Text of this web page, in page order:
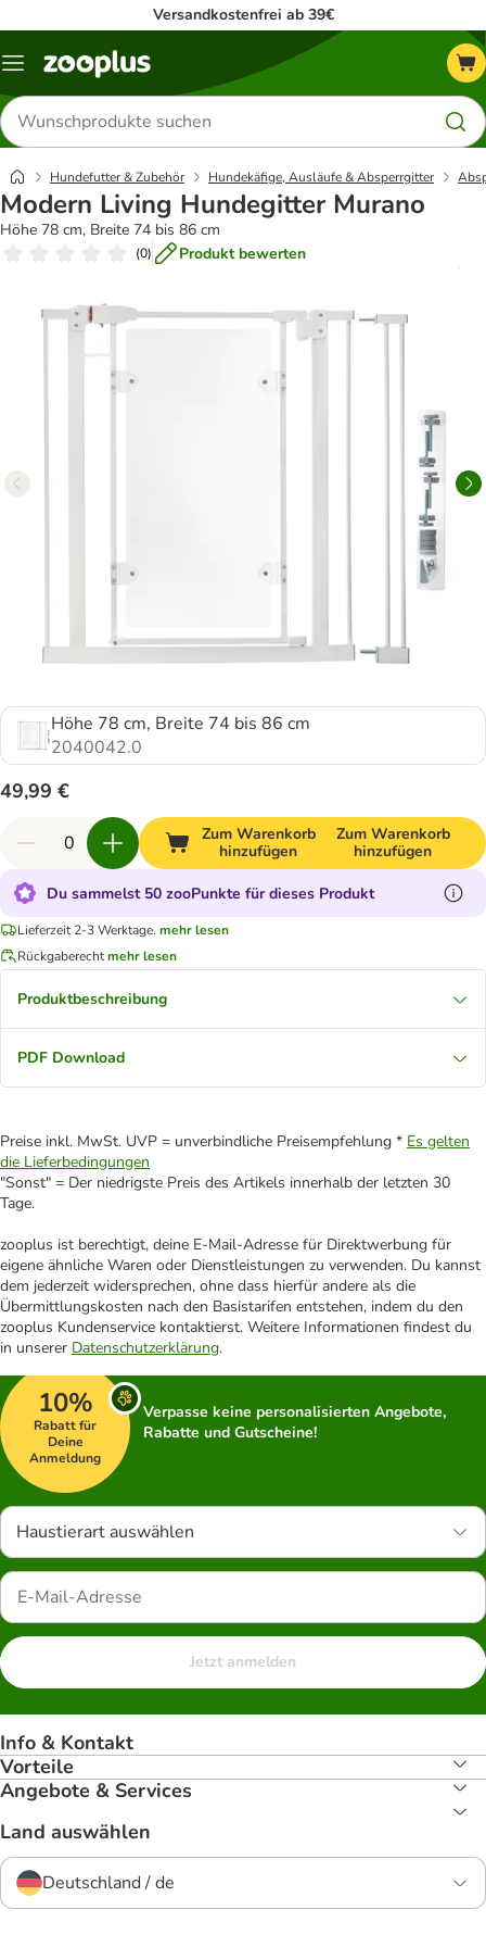
Versandkostenfrei ab 39€
Menü
Produkte
suchen
Hundefutter & Zubehör Hundekäfige, Ausläufe & Absperrgitter
Modern Living Hundegitter Murano
Höhe 78 cm, Breite 74 bis 86 cm
(0) Produkt bewerten
Höhe 78 cm, Breite 74 bis 86 cm
2040042.0
49,99 €
Zum Warenkorb
hinzufügen
Zum Warenkorb
hinzufügen
Du sammelst 50 zooPunkte für dieses Produkt
Lieferzeit 2-3 Werktage. mehr lesen
Rückgaberechtmehr lesen
Produktbeschreibung
PDF Download
Preise inkl. MwSt. UVP = unverbindliche Preisempfehlung * Es gelten
die Lieferbedingungen
"Sonst" = Der niedrigste Preis des Artikels innerhalb der letzten 30
Tage.
zooplus ist berechtigt, deine E-Mail-Adresse für Direktwerbung für
eigene ähnliche Waren oder Dienstleistungen zu verwenden. Du kannst
dem jederzeit widersprechen, ohne dass hierfür andere als die
Übermittlungskosten nach den Basistarifen entstehen, indem du den
zooplus Kundenservice kontaktierst. Weitere Informationen findest du
in unserer Datenschutzerklärung.
10%
Rabatt für
Deine
Anmeldung
Verpasse keine personalisierten Angebote,
Rabatte und Gutscheine!
Haustierart auswählen
Jetzt anmelden
Info & Kontakt
Vorteile
Angebote & Services
Land auswählen
Deutschland / de